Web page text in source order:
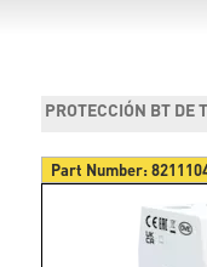
PROTECCIÓN BT DE
Part Number: